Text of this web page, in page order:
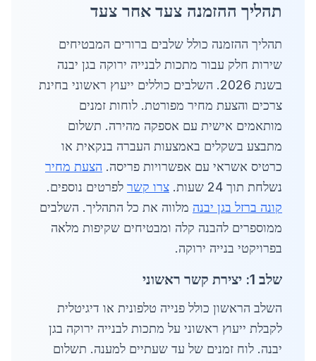
תהליך ההזמנה צעד אחר צעד
תהליך ההזמנה כולל שלבים ברורים המבטיחים
שירות חלק עבור מתכות לבנייה ירוקה בגן יבנה
בשנת 2026. השלבים כוללים ייעוץ ראשוני בחינת
צרכים והצעת מחיר מפורטת. לוחות זמנים
מותאמים אישית עם אספקה מהירה. תשלום
מתבצע בשקלים באמצעות העברה בנקאית או
כרטיס אשראי עם אפשרויות פריסה. הצעת מחיר
נשלחת תוך 24 שעות.
צרו קשר לפרטים נוספים.
קונה ברזל בגן יבנה מלווה את כל התהליך. השלבים
ממוספרים להבנה קלה ומבטיחים שקיפות מלאה
בפרויקטי בנייה ירוקה.
שלב 1: יצירת קשר ראשוני
השלב הראשון כולל פנייה טלפונית או דיגיטלית
לקבלת ייעוץ ראשוני על מתכות לבנייה ירוקה בגן
יבנה. לוח זמנים של עד שעתיים למענה. תשלום